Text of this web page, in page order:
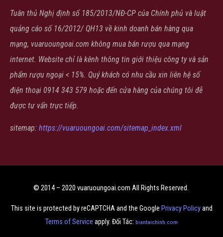
Tuân thủ Nghị định số 185/2013/NĐ-CP của Chính phủ và luật
quảng cáo số 16/2012/ QH13 về kinh doanh bán hàng qua
mạng, vuaruoungoai.com không mua bán rượu qua mạng
internet. Website chỉ là kênh thông tin giới thiệu công ty và sản
phẩm rượu ngoại < 15%. Quý khách có nhu cầu xin liên hệ số
điện thoại 0914 343 579 hoặc đến cửa hàng của chúng tôi đễ
được tư vấn trực tiếp.
sitemap: https://vuaruoungoai.com/sitemap_index.xml
© 2014 – 2020 vuaruoungoai.com All Rights Reserved.
This site is protected by reCAPTCHA and the Google Privacy Policyand
Terms of Service apply. Đối Tác: biantaichinh.com